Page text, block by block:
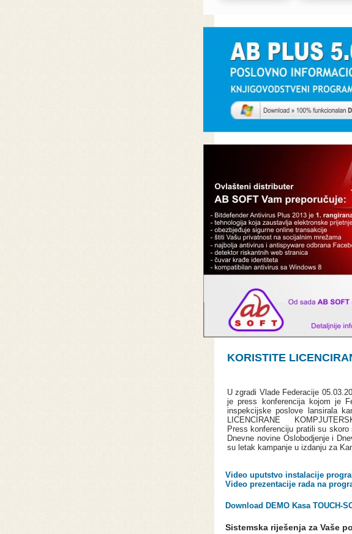
KORISTITE
U zgradi Vlade Federacije
je press konferencija kojom je
inspekcijske poslove lansirala
LICENCIRANE
Press konferenciju pratili su skoro
Dnevne novine Oslobodjenje i
su letak kampanje u izdanju za
Video uputstvo instalacije
Video prezentacije rada na
Download DEMO Kasa TOUCH-
Sistemska riješenja za Vaše